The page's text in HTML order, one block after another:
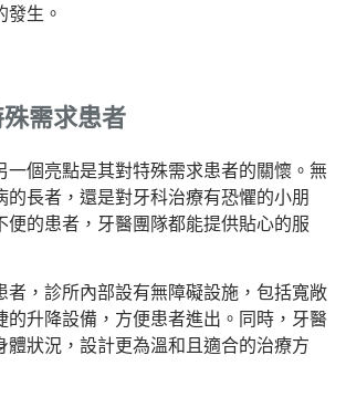
發生。
需求患者
一個亮點是其對特殊需求患者的關懷。無
的長者，還是對牙科治療有恐懼的小朋
便的患者，牙醫團隊都能提供貼心的服
者，診所內部設有無障礙設施，包括寬敞
的升降設備，方便患者進出。同時，牙醫
體狀況，設計更為溫和且適合的治療方